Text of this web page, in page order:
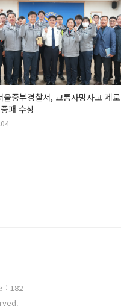
울중부경찰서, 교통사망사고 제로
패 수상
: 182